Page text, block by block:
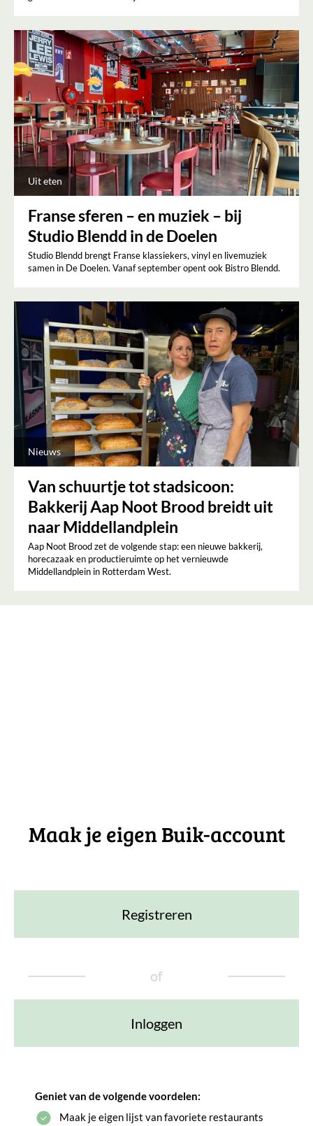
Uit eten
Franse sferen – en muziek – bij
Studio Blendd in de Doelen
Studio Blendd brengt Franse klassiekers, vinyl en livemuziek
samen in De Doelen. Vanaf september opent ook Bistro Blendd.
Nieuws
Van schuurtje tot stadsicoon:
Bakkerij Aap Noot Brood breidt uit
naar Middellandplein
Aap Noot Brood zet de volgende stap: een nieuwe bakkerij,
horecazaak en productieruimte op het vernieuwde
Middellandplein in Rotterdam West.
Maak je eigen Buik-account
Registreren
of
Inloggen
Geniet van de volgende voordelen:
Maak je eigen lijst van favoriete restaurants